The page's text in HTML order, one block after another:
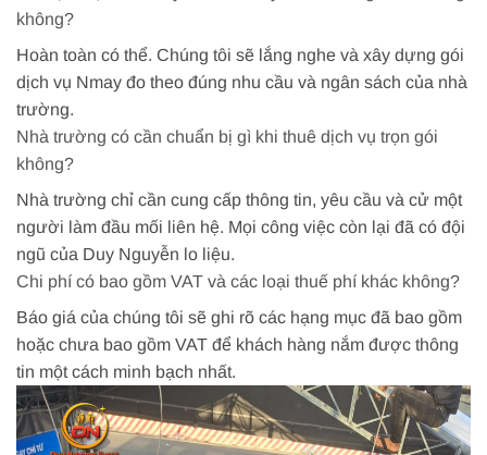
không?
Hoàn toàn có thể. Chúng tôi sẽ lắng nghe và xây dựng gói
dịch vụ Nmay đo theo đúng nhu cầu và ngân sách của nhà
trường.
Nhà trường có cần chuẩn bị gì khi thuê dịch vụ trọn gói
không?
Nhà trường chỉ cần cung cấp thông tin, yêu cầu và cử một
người làm đầu mối liên hệ. Mọi công việc còn lại đã có đội
ngũ của Duy Nguyễn lo liệu.
Chi phí có bao gồm VAT và các loại thuế phí khác không?
Báo giá của chúng tôi sẽ ghi rõ các hạng mục đã bao gồm
hoặc chưa bao gồm VAT để khách hàng nắm được thông
tin một cách minh bạch nhất.